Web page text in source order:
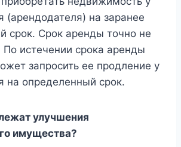
(арендодателя) на заранее
срок. Срок аренды точно не
По истечении срока аренды
запросить ее продление у
на определенный срок.
улучшения
имущества?